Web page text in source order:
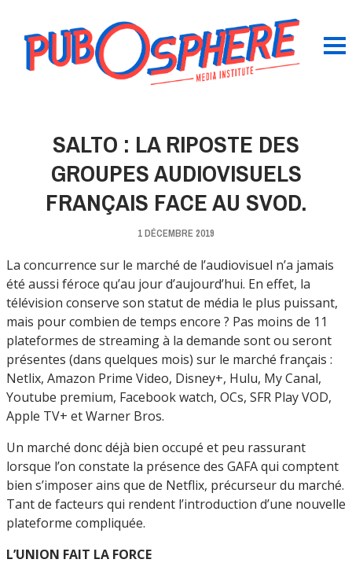
SALTO : LA RIPOSTE DES
GROUPES AUDIOVISUELS
FRANÇAIS FACE AU SVOD.
1 DÉCEMBRE 2019
La concurrence sur le marché de l’audiovisuel n’a jamais
été aussi féroce qu’au jour d’aujourd’hui. En effet, la
télévision conserve son statut de média le plus puissant,
mais pour combien de temps encore ? Pas moins de 11
plateformes de streaming à la demande sont ou seront
présentes (dans quelques mois) sur le marché français :
Netlix, Amazon Prime Video, Disney+, Hulu, My Canal,
Youtube premium, Facebook watch, OCs, SFR Play VOD,
Apple TV+ et Warner Bros.
Un marché donc déjà bien occupé et peu rassurant
lorsque l’on constate la présence des GAFA qui comptent
bien s’imposer ains que de Netflix, précurseur du marché.
Tant de facteurs qui rendent l’introduction d’une nouvelle
plateforme compliquée.
L’UNION FAIT LA FORCE